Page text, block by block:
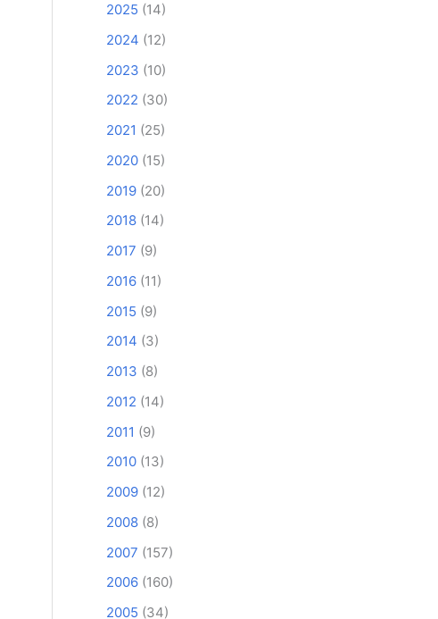
2025 (14)
2024 (12)
2023 (10)
2022 (30)
2021 (25)
2020 (15)
2019 (20)
2018 (14)
2017 (9)
2016 (11)
2015 (9)
2014 (3)
2013 (8)
2012 (14)
2011 (9)
2010 (13)
2009 (12)
2008 (8)
2007 (157)
2006 (160)
2005 (34)